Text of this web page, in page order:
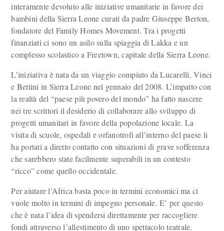
interamente devoluto alle iniziative umanitarie in favore dei
bambini della Sierra Leone curati da padre Giuseppe Berton,
fondatore del Family Homes Movement. Tra i progetti
finanziati ci sono un asilo sulla spiaggia di Lakka e un
complesso scolastico a Freetown, capitale della Sierra Leone.
L’iniziativa è nata da un viaggio compiuto da Lucarelli, Vinci
e Bettini in Sierra Leone nel gennaio del 2008. L’impatto con
la realtà del “paese più povero del mondo” ha fatto nascere
nei tre scrittori il desiderio di collaborare allo sviluppo di
progetti umanitari in favore della popolazione locale. La
visita di scuole, ospedali e orfanotrofi all’interno del paese li
ha portati a diretto contatto con situazioni di grave sofferenza
che sarebbero state facilmente superabili in un contesto
“ricco” come quello occidentale.
Per aiutare l’Africa basta poco in termini economici ma ci
vuole molto in termini di impegno personale. E’ per questo
che è nata l’idea di spendersi direttamente per raccogliere
fondi attraverso l’allestimento di uno spettacolo teatrale.